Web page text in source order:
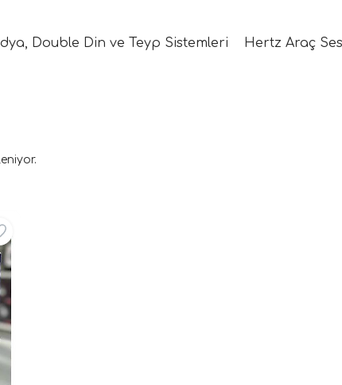
Double Din ve Teyp Sistemleri Hertz Araç